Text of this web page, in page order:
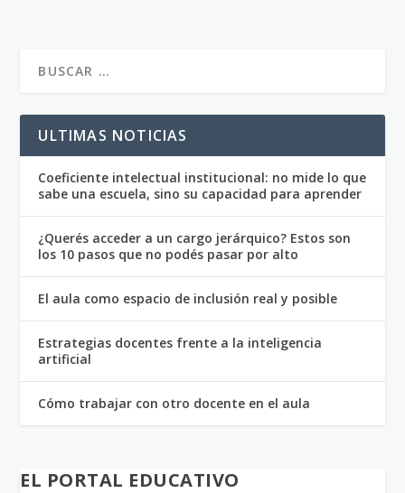
ULTIMAS NOTICIAS
Coeficiente intelectual institucional: no mide lo que
sabe una escuela, sino su capacidad para aprender
¿Querés acceder a un cargo jerárquico? Estos son
los 10 pasos que no podés pasar por alto
El aula como espacio de inclusión real y posible
Estrategias docentes frente a la inteligencia
artificial
Cómo trabajar con otro docente en el aula
EL PORTAL EDUCATIVO